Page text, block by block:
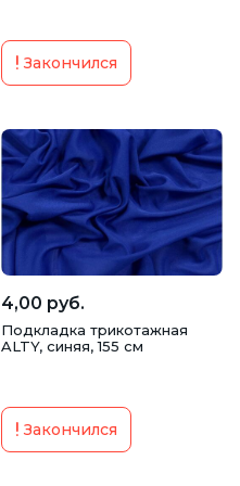
Закончился
4,00 руб.
Подкладка трикотажная
ALTY, синяя, 155 см
Закончился